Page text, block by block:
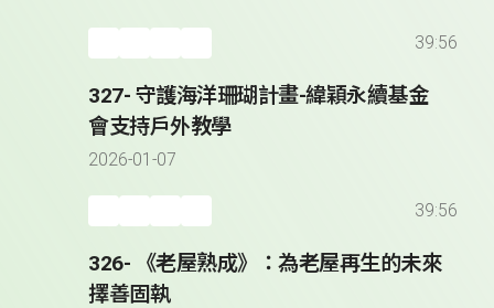
39:56
327- 守護海洋珊瑚計畫-緯穎永續基金
會支持戶外教學
2026-01-07
39:56
326- 《老屋熟成》：為老屋再生的未來
擇善固執